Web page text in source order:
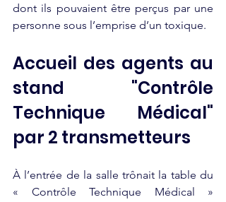
dont ils pouvaient être perçus par une
personne sous l’emprise d’un toxique.
Accueil des agents au
stand "Contrôle
Technique Médical"
par 2 transmetteurs
À l’entrée de la salle trônait la table du
« Contrôle Technique Médical »